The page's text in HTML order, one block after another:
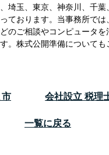
埼玉、東京、神奈川、千葉
ております。当事務所では
のご相談やコンピュータを
。株式公開準備についても
市 会社設立 税理
一覧に戻る